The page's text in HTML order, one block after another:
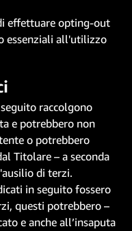
effettuare opting-out
essenziali all'utilizzo
raccolgono
e potrebbero non
o potrebbero
Titolare – a seconda
di terzi.
in seguito fossero
questi potrebbero –
e anche all’insaputa